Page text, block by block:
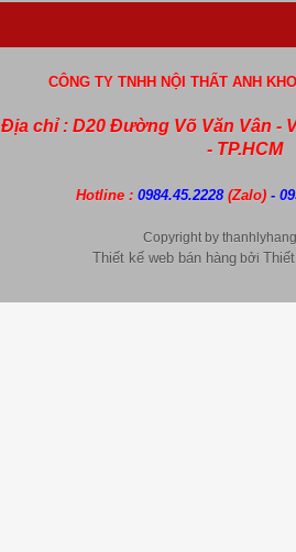
CÔNG TY TNHH NỘI THẤT ANH
Địa chỉ : D20 Đường Võ Văn Vân -
- TP.HCM
Hotline : 0984.45.2228 (Zalo) -
Copyright by
Thiết kế web bán hàng bởi